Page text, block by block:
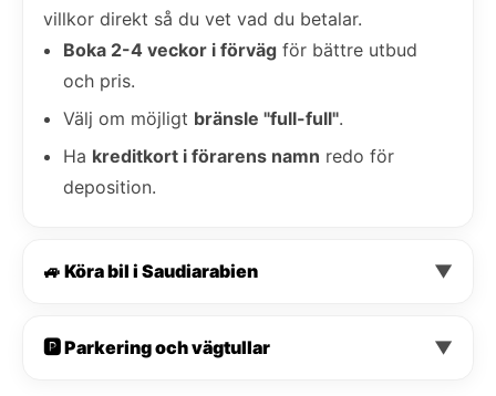
villkor direkt så du vet vad du betalar.
Boka 2-4 veckor i förväg för bättre utbud
och pris.
Välj om möjligt bränsle "full-full".
Ha kreditkort i förarens namn redo för
deposition.
🚙 Köra bil i Saudiarabien ▼
🅿️ Parkering och vägtullar ▼